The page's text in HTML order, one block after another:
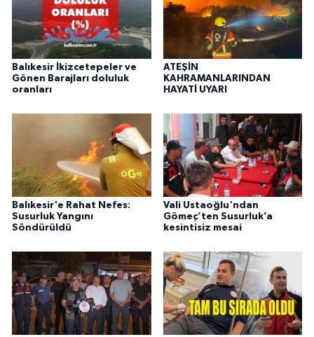
Balıkesir İkizcetepeler ve
Gönen Barajları doluluk
oranları
ATEŞİN
KAHRAMANLARINDAN
HAYATİ UYARI
Balıkesir'e Rahat Nefes:
Susurluk Yangını
Söndürüldü
Vali Ustaoğlu'ndan
Gömeç’ten Susurluk’a
kesintisiz mesai